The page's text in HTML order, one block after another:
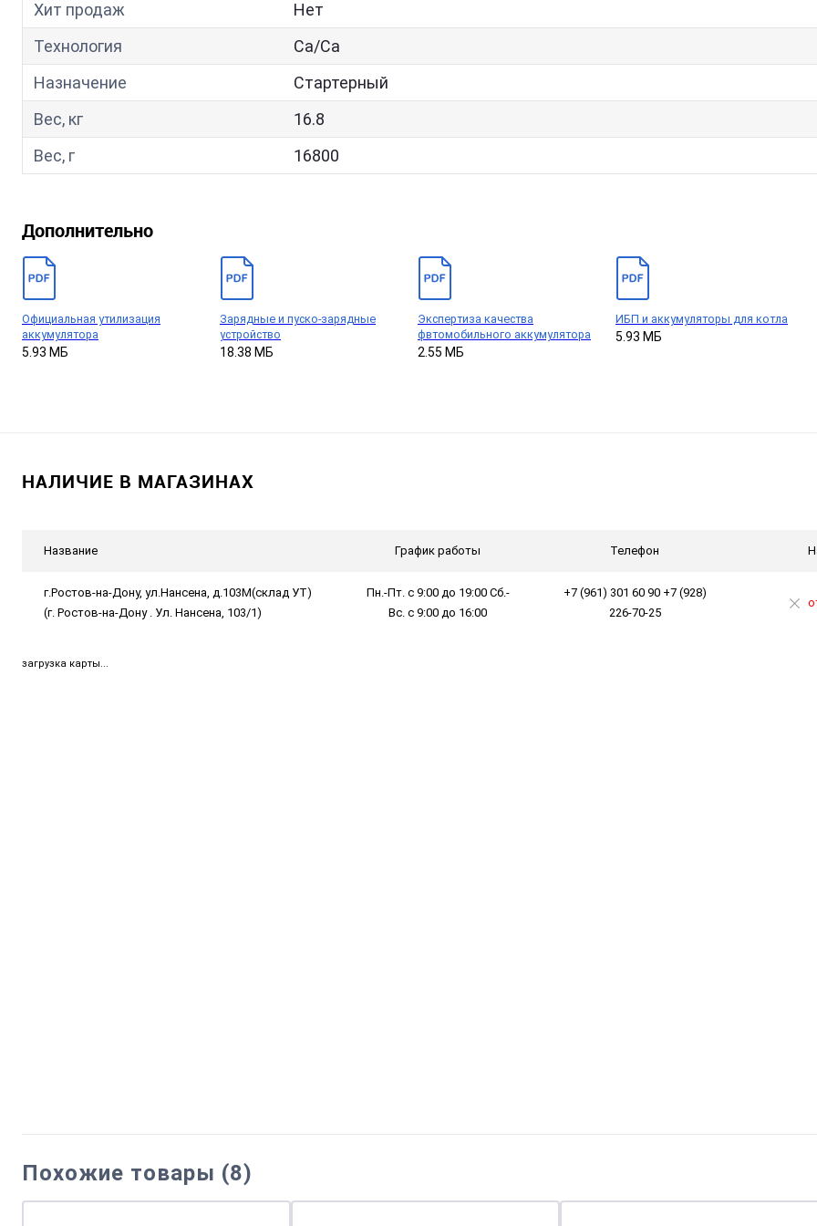
Хит продаж
Нет
Технология
Са/Са
Назначение
Стартерный
Вес, кг
16.8
Вес, г
16800
Дополнительно
Официальная утилизация
аккумулятора
5.93 МБ
Зарядные и пуско-зарядные
устройство
18.38 МБ
Экспертиза качества
фвтомобильного аккумулятора
2.55 МБ
ИБП и аккумуляторы для котла
5.93 МБ
НАЛИЧИЕ В МАГАЗИНАХ
Название График работы Телефон
г.Ростов-на-Дону, ул.Нансена, д.103М(склад УТ)
(г. Ростов-на-Дону . Ул. Нансена, 103/1)
Пн.-Пт. с 9:00 до 19:00 Сб.-
Вс. с 9:00 до 16:00
+7 (961) 301 60 90 +7 (928)
226-70-25
загрузка карты...
Похожие товары (8)